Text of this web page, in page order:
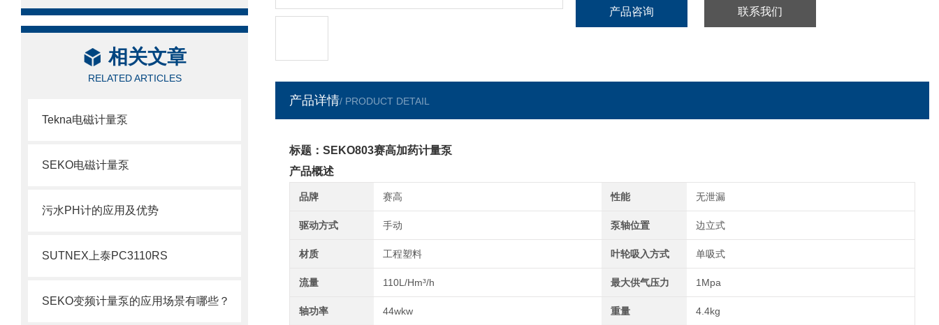
相关文章
RELATED ARTICLES
Tekna电磁计量泵
SEKO电磁计量泵
污水PH计的应用及优势
SUTNEX上泰PC3110RS
SEKO变频计量泵的应用场景有哪些？
产品咨询 联系我们
产品详情/ PRODUCT DETAIL
标题：SEKO803赛高加药计量泵
产品概述
品牌 赛高 性能 无泄漏
驱动方式 手动 泵轴位置 边立式
材质 工程塑料 叶轮吸入方式 单吸式
流量 110L/Hm³/h 最大供气压力 1Mpa
轴功率 44wkw 重量 4.4kg